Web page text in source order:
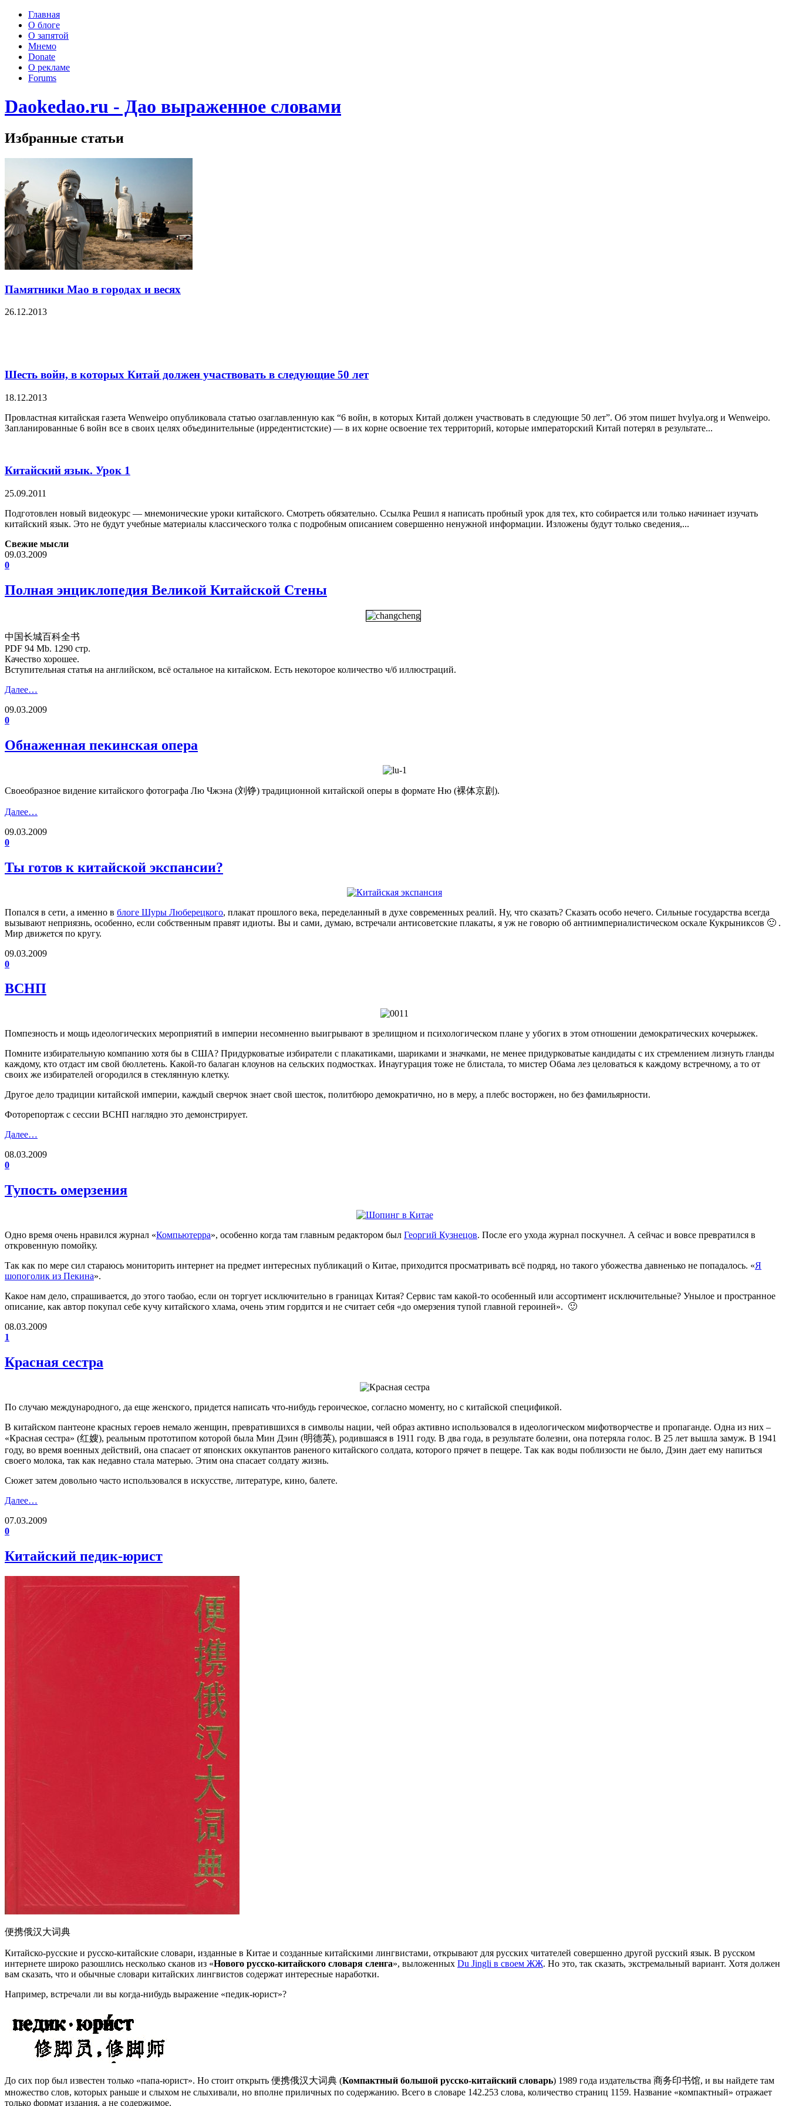
Главная
О блоге
О запятой
Мнемо
Donate
О рекламе
Forums
Daokedao.ru - Дао выраженное словами
Избранные статьи
Памятники Мао в городах и весях
26.12.2013
Шесть войн, в которых Китай должен участвовать в следующие 50 лет
18.12.2013
Провластная китайская газета Wenweipo опубликовала статью озаглавленную как “6 войн, в которых Китай должен участвовать в следующие 50 лет”. Об этом пишет hvylya.org и Wenweipo.
Запланированные 6 войн все в своих целях объединительные (ирредентистские) — в их корне освоение тех территорий, которые императорский Китай потерял в результате...
Китайский язык. Урок 1
25.09.2011
Подготовлен новый видеокурс — мнемонические уроки китайского. Смотреть обязательно. Ссылка Решил я написать пробный урок для тех, кто собирается или только начинает изучать
китайский язык. Это не будут учебные материалы классического толка с подробным описанием совершенно ненужной информации. Изложены будут только сведения,...
Свежие мысли
09.03.2009
0
Полная энциклопедия Великой Китайской Стены
中国长城百科全书
PDF 94 Mb. 1290 стр.
Качество хорошее.
Вступительная статья на английском, всё остальное на китайском. Есть некоторое количество ч/б иллюстраций.
Далее…
09.03.2009
0
Обнаженная пекинская опера
Своеобразное видение китайского фотографа Лю Чжэна (刘铮) традиционной китайской оперы в формате Ню (裸体京剧).
Далее…
09.03.2009
0
Ты готов к китайской экспансии?
Попался в сети, а именно в блоге Шуры Люберецкого, плакат прошлого века, переделанный в духе современных реалий. Ну, что сказать? Сказать особо нечего. Сильные государства всегда
вызывают неприязнь, особенно, если собственным правят идиоты. Вы и сами, думаю, встречали антисоветские плакаты, я уж не говорю об антиимпериалистическом оскале Кукрыниксов 🙂 .
Мир движется по кругу.
09.03.2009
0
ВСНП
Помпезность и мощь идеологических мероприятий в империи несомненно выигрывают в зрелищном и психологическом плане у убогих в этом отношении демократических кочерыжек.
Помните избирательную компанию хотя бы в США? Придурковатые избиратели с плакатиками, шариками и значками, не менее придурковатые кандидаты с их стремлением лизнуть гланды
каждому, кто отдаст им свой бюллетень. Какой-то балаган клоунов на сельских подмостках. Инаугурация тоже не блистала, то мистер Обама лез целоваться к каждому встречному, а то от
своих же избирателей огородился в стеклянную клетку.
Другое дело традиции китайской империи, каждый сверчок знает свой шесток, политбюро демократично, но в меру, а плебс восторжен, но без фамильярности.
Фоторепортаж с сессии ВСНП наглядно это демонстрирует.
Далее…
08.03.2009
0
Тупость омерзения
Одно время очень нравился журнал «Компьютерра», особенно когда там главным редактором был Георгий Кузнецов. После его ухода журнал поскучнел. А сейчас и вовсе превратился в
откровенную помойку.
Так как по мере сил стараюсь мониторить интернет на предмет интересных публикаций о Китае, приходится просматривать всё подряд, но такого убожества давненько не попадалось. «Я
шопоголик из Пекина».
Какое нам дело, спрашивается, до этого таобао, если он торгует исключительно в границах Китая? Сервис там какой-то особенный или ассортимент исключительные? Унылое и пространное
описание, как автор покупал себе кучу китайского хлама, очень этим гордится и не считает себя «до омерзения тупой главной героиней». 🙂
08.03.2009
1
Красная сестра
По случаю международного, да еще женского, придется написать что-нибудь героическое, согласно моменту, но с китайской спецификой.
В китайском пантеоне красных героев немало женщин, превратившихся в символы нации, чей образ активно использовался в идеологическом мифотворчестве и пропаганде. Одна из них –
«Красная сестра» (红嫂), реальным прототипом которой была Мин Дэин (明德英), родившаяся в 1911 году. В два года, в результате болезни, она потеряла голос. В 25 лет вышла замуж. В 1941
году, во время военных действий, она спасает от японских оккупантов раненого китайского солдата, которого прячет в пещере. Так как воды поблизости не было, Дэин дает ему напиться
своего молока, так как недавно стала матерью. Этим она спасает солдату жизнь.
Сюжет затем довольно часто использовался в искусстве, литературе, кино, балете.
Далее…
07.03.2009
0
Китайский педик-юрист
便携俄汉大词典
Китайско-русские и русско-китайские словари, изданные в Китае и созданные китайскими лингвистами, открывают для русских читателей совершенно другой русский язык. В русском
интернете широко разошлись несколько сканов из «Нового русско-китайского словаря сленга», выложенных Du Jingli в своем ЖЖ. Но это, так сказать, экстремальный вариант. Хотя должен
вам сказать, что и обычные словари китайских лингвистов содержат интересные наработки.
Например, встречали ли вы когда-нибудь выражение «педик-юрист»?
До сих пор был известен только «папа-юрист». Но стоит открыть 便携俄汉大词典 (Компактный большой русско-китайский словарь) 1989 года издательства 商务印书馆, и вы найдете там
множество слов, которых раньше и слыхом не слыхивали, но вполне приличных по содержанию. Всего в словаре 142.253 слова, количество страниц 1159. Название «компактный» отражает
только формат издания, а не содержимое.